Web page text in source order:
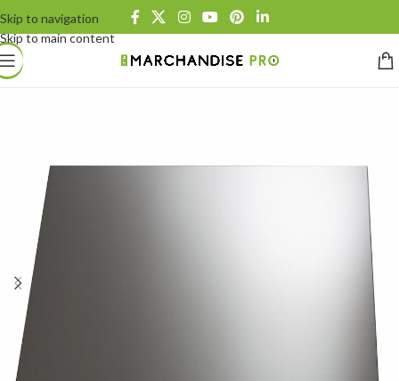
Skip to navigation
Skip to main content